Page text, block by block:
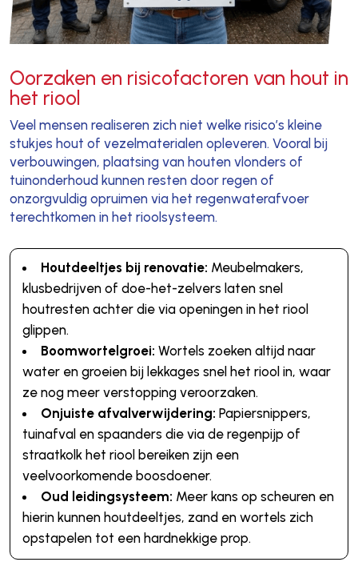
Oorzaken en risicofactoren van hout in
het riool
Veel mensen realiseren zich niet welke risico’s kleine
stukjes hout of vezelmaterialen opleveren. Vooral bij
verbouwingen, plaatsing van houten vlonders of
tuinonderhoud kunnen resten door regen of
onzorgvuldig opruimen via het regenwaterafvoer
terechtkomen in het rioolsysteem.
Houtdeeltjes bij renovatie: Meubelmakers,
klusbedrijven of doe-het-zelvers laten snel
houtresten achter die via openingen in het riool
glippen.
Boomwortelgroei: Wortels zoeken altijd naar
water en groeien bij lekkages snel het riool in, waar
ze nog meer verstopping veroorzaken.
Onjuiste afvalverwijdering: Papiersnippers,
tuinafval en spaanders die via de regenpijp of
straatkolk het riool bereiken zijn een
veelvoorkomende boosdoener.
Oud leidingsysteem: Meer kans op scheuren en
hierin kunnen houtdeeltjes, zand en wortels zich
opstapelen tot een hardnekkige prop.